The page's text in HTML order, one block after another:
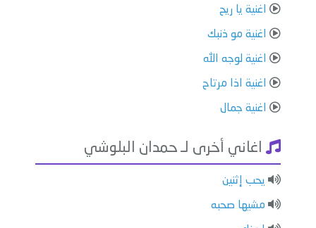
اغنية يا ريح
اغنية مو ذنبك
اغنية لوجه الله
اغنية اذا مرتاح
اغنية جمال
اغاني أخرى لـ حمدان البلوشي
يحب إثنين
مشيها صحبه